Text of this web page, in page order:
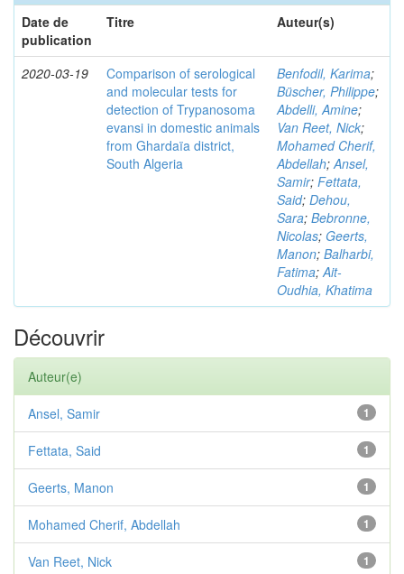
Date de
publication
Titre Auteur(s)
2020-03-19
Comparison of serological
and molecular tests for
detection of Trypanosoma
evansi in domestic animals
from Ghardaïa district,
South Algeria
Benfodil, Karima;
Büscher, Philippe;
Abdelli, Amine;
Van Reet, Nick;
Mohamed Cherif,
Abdellah;Ansel,
Samir; Fettata,
Said; Dehou,
Sara; Bebronne,
Nicolas; Geerts,
Manon; Balharbi,
Fatima;Ait-
Oudhia, Khatima
Découvrir
Auteur(e)
1
Ansel, Samir
1
Fettata, Said
1
Geerts, Manon
1
Mohamed Cherif, Abdellah
1
Van Reet, Nick